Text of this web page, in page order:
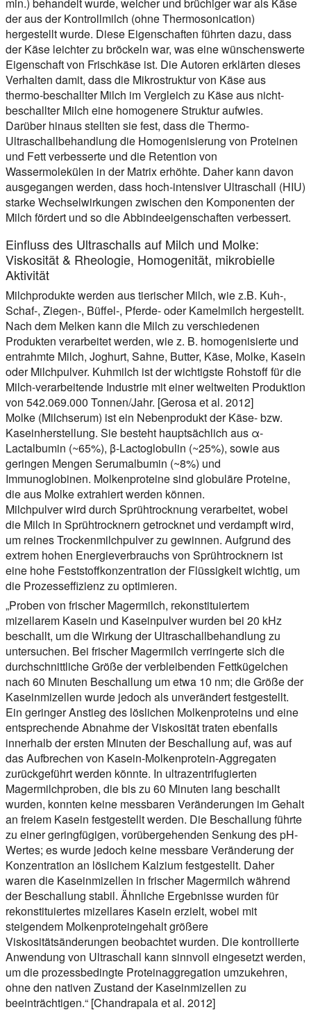
min.) behandelt wurde, weicher und brüchiger war als Käse
der aus der Kontrollmilch (ohne Thermosonication)
hergestellt wurde. Diese Eigenschaften führten dazu, dass
der Käse leichter zu bröckeln war, was eine wünschenswerte
Eigenschaft von Frischkäse ist. Die Autoren erklärten dieses
Verhalten damit, dass die Mikrostruktur von Käse aus
thermo-beschallter Milch im Vergleich zu Käse aus nicht-
beschallter Milch eine homogenere Struktur aufwies.
Darüber hinaus stellten sie fest, dass die Thermo-
Ultraschallbehandlung die Homogenisierung von Proteinen
und Fett verbesserte und die Retention von
Wassermolekülen in der Matrix erhöhte. Daher kann davon
ausgegangen werden, dass hoch-intensiver Ultraschall (HIU)
starke Wechselwirkungen zwischen den Komponenten der
Milch fördert und so die Abbindeeigenschaften verbessert.
Einfluss des Ultraschalls auf Milch und Molke:
Viskosität & Rheologie, Homogenität, mikrobielle
Aktivität
Milchprodukte werden aus tierischer Milch, wie z.B. Kuh-,
Schaf-, Ziegen-, Büffel-, Pferde- oder Kamelmilch hergestellt.
Nach dem Melken kann die Milch zu verschiedenen
Produkten verarbeitet werden, wie z. B. homogenisierte und
entrahmte Milch, Joghurt, Sahne, Butter, Käse, Molke, Kasein
oder Milchpulver. Kuhmilch ist der wichtigste Rohstoff für die
Milch-verarbeitende Industrie mit einer weltweiten Produktion
von 542.069.000 Tonnen/Jahr. [Gerosa et al. 2012]
Molke (Milchserum) ist ein Nebenprodukt der Käse- bzw.
Kaseinherstellung. Sie besteht hauptsächlich aus α-
Lactalbumin (~65%), β-Lactoglobulin (~25%), sowie aus
geringen Mengen Serumalbumin (~8%) und
Immunoglobinen. Molkenproteine sind globuläre Proteine,
die aus Molke extrahiert werden können.
Milchpulver wird durch Sprühtrocknung verarbeitet, wobei
die Milch in Sprühtrocknern getrocknet und verdampft wird,
um reines Trockenmilchpulver zu gewinnen. Aufgrund des
extrem hohen Energieverbrauchs von Sprühtrocknern ist
eine hohe Feststoffkonzentration der Flüssigkeit wichtig, um
die Prozesseffizienz zu optimieren.
„Proben von frischer Magermilch, rekonstituiertem
mizellarem Kasein und Kaseinpulver wurden bei 20 kHz
beschallt, um die Wirkung der Ultraschallbehandlung zu
untersuchen. Bei frischer Magermilch verringerte sich die
durchschnittliche Größe der verbleibenden Fettkügelchen
nach 60 Minuten Beschallung um etwa 10 nm; die Größe der
Kaseinmizellen wurde jedoch als unverändert festgestellt.
Ein geringer Anstieg des löslichen Molkenproteins und eine
entsprechende Abnahme der Viskosität traten ebenfalls
innerhalb der ersten Minuten der Beschallung auf, was auf
das Aufbrechen von Kasein-Molkenprotein-Aggregaten
zurückgeführt werden könnte. In ultrazentrifugierten
Magermilchproben, die bis zu 60 Minuten lang beschallt
wurden, konnten keine messbaren Veränderungen im Gehalt
an freiem Kasein festgestellt werden. Die Beschallung führte
zu einer geringfügigen, vorübergehenden Senkung des pH-
Wertes; es wurde jedoch keine messbare Veränderung der
Konzentration an löslichem Kalzium festgestellt. Daher
waren die Kaseinmizellen in frischer Magermilch während
der Beschallung stabil. Ähnliche Ergebnisse wurden für
rekonstituiertes mizellares Kasein erzielt, wobei mit
steigendem Molkenproteingehalt größere
Viskositätsänderungen beobachtet wurden. Die kontrollierte
Anwendung von Ultraschall kann sinnvoll eingesetzt werden,
um die prozessbedingte Proteinaggregation umzukehren,
ohne den nativen Zustand der Kaseinmizellen zu
beeinträchtigen.“ [Chandrapala et al. 2012]